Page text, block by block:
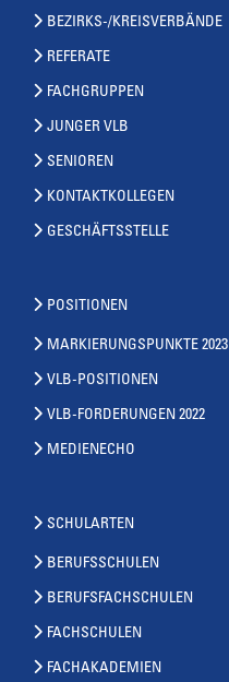
BEZIRKS-/KREISVERBÄNDE
REFERATE
FACHGRUPPEN
JUNGER VLB
SENIOREN
KONTAKTKOLLEGEN
GESCHÄFTSSTELLE
POSITIONEN
MARKIERUNGSPUNKTE 2023
VLB-POSITIONEN
VLB-FORDERUNGEN 2022
MEDIENECHO
SCHULARTEN
BERUFSSCHULEN
BERUFSFACHSCHULEN
FACHSCHULEN
FACHAKADEMIEN